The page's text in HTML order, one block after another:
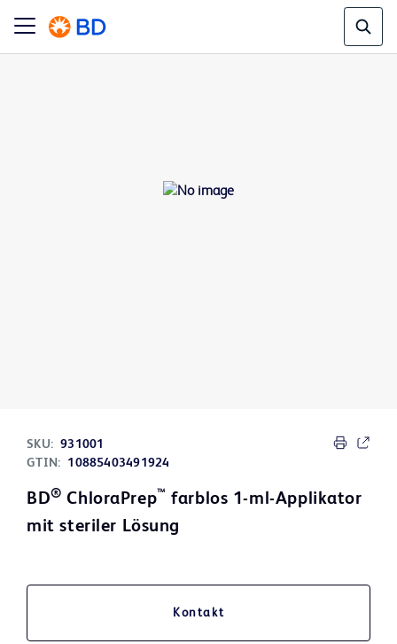
SKU: 931001
GTIN:
10885403491924
BD® ChloraPrep™ farblos 1-ml-Applikator
mit steriler Lösung
Kontakt